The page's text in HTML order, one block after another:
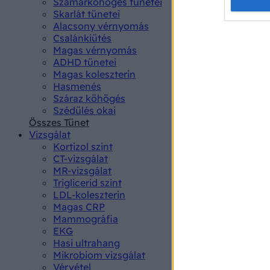
Skarlát tünetei
Alacsony vérnyomás
Csalánkiütés
Magas vérnyomás
ADHD tünetei
Magas koleszterin
Hasmenés
Száraz köhögés
Szédülés okai
Összes Tünet
Vizsgálat
Kortizol szint
CT-vizsgálat
MR-vizsgálat
Triglicerid szint
LDL-koleszterin
Magas CRP
Mammográfia
EKG
Hasi ultrahang
Mikrobiom vizsgálat
Vérvétel